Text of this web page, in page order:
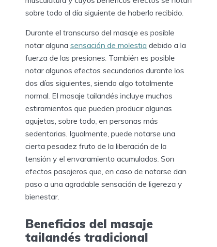
sobre todo al día siguiente de haberlo recibido.
Durante el transcurso del masaje es posible
notar alguna sensación de molestia debido a la
fuerza de las presiones. También es posible
notar algunos efectos secundarios durante los
dos días siguientes, siendo algo totalmente
normal. El masaje tailandés incluye muchos
estiramientos que pueden producir algunas
agujetas, sobre todo, en personas más
sedentarias. Igualmente, puede notarse una
cierta pesadez fruto de la liberación de la
tensión y el envaramiento acumulados. Son
efectos pasajeros que, en caso de notarse dan
paso a una agradable sensación de ligereza y
bienestar.
Beneficios del masaje
tailandés tradicional